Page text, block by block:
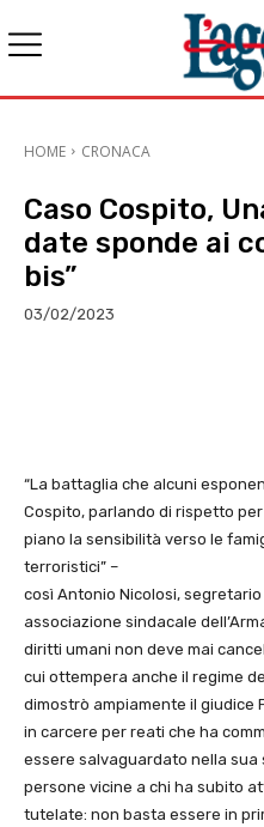
HOME CRONACA
Caso Cospito,
date sponde ai
bis”
03/02/2023
“La battaglia che alcuni
Cospito, parlando di rispetto
piano la sensibilità verso le
terroristici” –
così Antonio Nicolosi,
associazione sindacale
diritti umani non deve mai
cui ottempera anche il regime
dimostrò ampiamente il giudice
in carcere per reati che ha
essere salvaguardato nella sua
persone vicine a chi ha subito
tutelate: non basta essere in